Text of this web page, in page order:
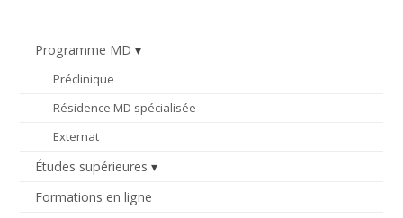
Programme MD
Préclinique
Résidence MD spécialisée
Externat
Études supérieures
Formations en ligne